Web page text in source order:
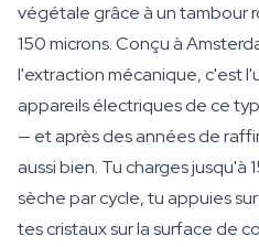
végétale grâce à un tambour
150 microns. Conçu à
l'extraction mécanique, c'est
appareils électriques de ce
— et après des années de
aussi bien. Tu charges jusqu'à
sèche par cycle, tu appuies
tes cristaux sur la surface de